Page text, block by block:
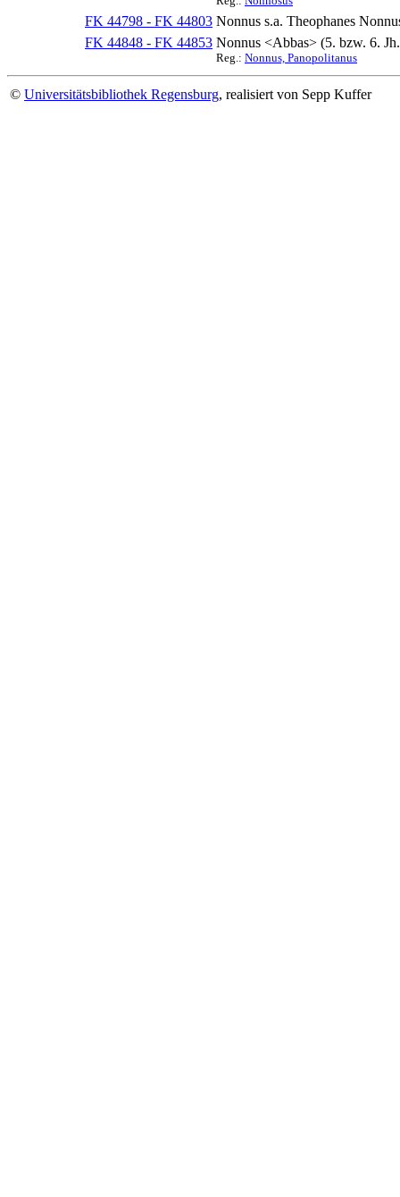
FK 44798 - FK 44803 Nonnus s.a. Theophanes
FK 44848 - FK 44853 Nonnus <Abbas> (5. bzw. 6.
Reg.: Nonnus, Panopolitanus
© Universitätsbibliothek Regensburg, realisiert von Sepp Kuffer